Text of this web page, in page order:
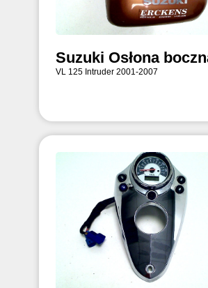
Suzuki Osłona
VL 125 Intruder 2001-2007